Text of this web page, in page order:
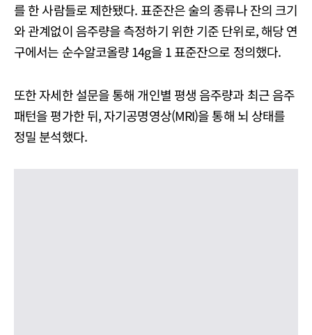
를 한 사람들로 제한됐다. 표준잔은 술의 종류나 잔의 크기
와 관계없이 음주량을 측정하기 위한 기준 단위로, 해당 연
구에서는 순수알코올량 14g을 1 표준잔으로 정의했다.
또한 자세한 설문을 통해 개인별 평생 음주량과 최근 음주
패턴을 평가한 뒤, 자기공명영상(MRI)을 통해 뇌 상태를
정밀 분석했다.